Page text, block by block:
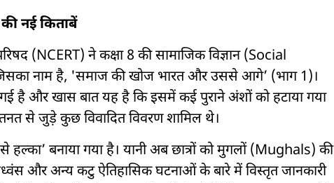
नई किताबें
(NCERT) ने कक्षा 8 की सामाजिक विज्ञान (Social
नाम है, 'समाज की खोज भारत और उससे आगे’ (भाग 1)।
है और खास बात यह है कि इसमें कई पुराने अंशों को हटाया गया
से जुड़े कुछ विवादित विवरण शामिल थे।
हल्का’ बनाया गया है। यानी अब छात्रों को मुगलों (Mughals) की
और अन्य कटु ऐतिहासिक घटनाओं के बारे में विस्तृत जानकारी